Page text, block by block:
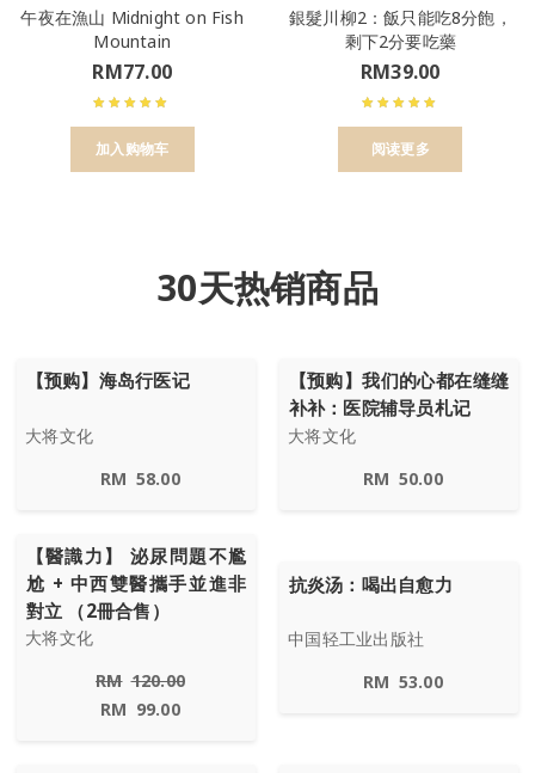
午夜在漁山 Midnight on Fish
Mountain
RM77.00
加入购物车
銀髮川柳2：飯只能吃8分飽，
剩下2分要吃藥
RM39.00
阅读更多
30天热销商品
【预购】海岛行医记
大将文化
RM 58.00
【预购】我们的心都在缝缝
补补：医院辅导员札记
大将文化
RM 50.00
【醫識力】 泌尿問題不尷
尬 + 中西雙醫攜手並進非
對立 （2冊合售）
大将文化
RM 120.00
RM 99.00
抗炎汤：喝出自愈力
中国轻工业出版社
RM 53.00